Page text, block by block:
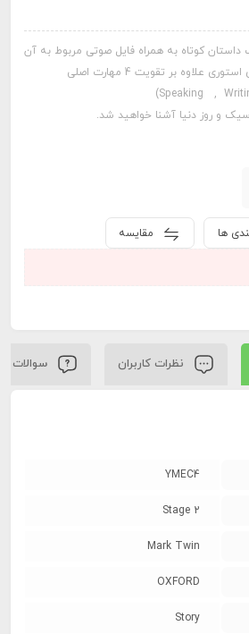
کوتاه به همراه فایل صوتی مربوط به آن
داستان است. شما با تهیه ی استوری علاوه بر تقویت 4 مهارت اصلی
و روز دنیا آشنا خواهید شد.
مقایسه ها
نظرات کاربران سوالات
YMEC4
Stage 2
Mark Twin
OXFORD
Story